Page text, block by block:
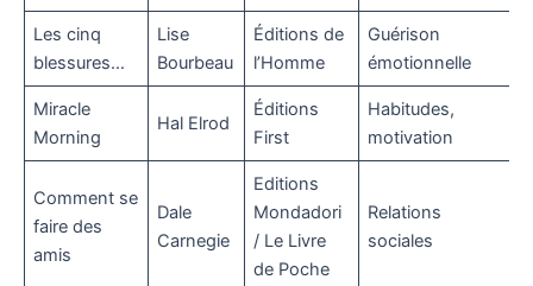
Les cinq
blessures…
Lise
Bourbeau
Éditions de
l’Homme
Guérison
émotionnelle
Miracle
Morning
Hal Elrod
Éditions
First
Habitudes,
motivation
Comment se
faire des
amis
Dale
Carnegie
Editions
Mondadori
/ Le Livre
de Poche
Relations
sociales